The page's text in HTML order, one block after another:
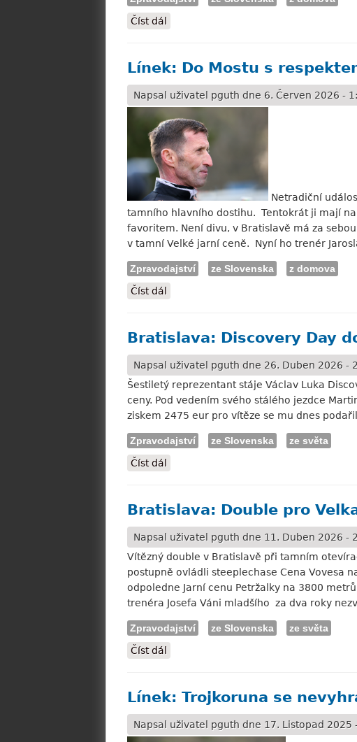
Číst dál
Línek: Do Mostu s
Napsal uživatel pguth dne 6. Červen 2026 -
Netradiční
tamního hlavního dostihu. Tentokrát ji mají
favoritem. Není divu, v Bratislavě má za
v tamní Velké jarní ceně. Nyní ho trenér
Zpravodajství ze Slovenska
z domova
Číst dál
Bratislava: Discovery Day
Napsal uživatel pguth dne 26. Duben 2026 -
Šestiletý reprezentant stáje Václav Luka
ceny. Pod vedením svého stálého jezdce
ziskem 2475 eur pro vítěze se mu dnes
Zpravodajství ze Slovenska
ze světa
Číst dál
Bratislava: Double pro
Napsal uživatel pguth dne 11. Duben 2026 -
Vítězný double v Bratislavě při tamním
postupně ovládli steeplechase Cena Vovesa
odpoledne Jarní cenu Petržalky na 3800
trenéra Josefa Váni mladšího za dva roky
Zpravodajství ze Slovenska
ze světa
Číst dál
Línek: Trojkoruna se
Napsal uživatel pguth dne 17. Listopad 2025